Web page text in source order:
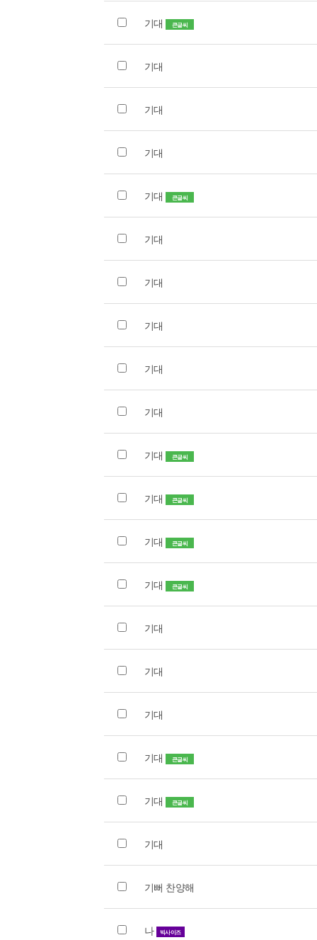
기대 큰글씨
기대
기대
기대
기대 큰글씨
기대
기대
기대
기대
기대
기대 큰글씨
기대 큰글씨
기대 큰글씨
기대 큰글씨
기대
기대
기대
기대 큰글씨
기대 큰글씨
기대
기뻐 찬양해
나 빅사이즈